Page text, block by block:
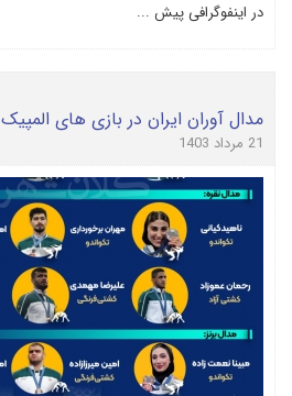
در اینفوگرافی پیش ...
مدال آوران ایران در بازی های المپیک ۲۰۲۴ پاریس
21 مرداد 1403